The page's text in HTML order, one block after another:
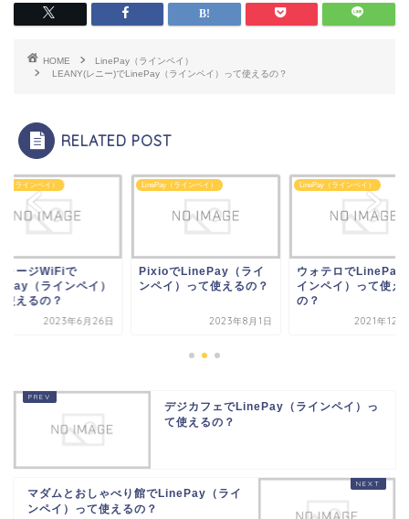
HOME
LinePay（ラインペイ）
LEANY(レニー)でLinePay（ラインペイ）って使えるの？
RELATED POST
（ラインペイ）
でLinePay（ライ
イ）って使えるの？
2023年8月1日
LinePay（ラインペイ）
ウォテロでLinePay（ラ
インペイ）って使える
2021年12月22日
LinePay（ラインペイ）
リチャージWiFiで
LinePay（ラインペ
って使えるの？
2023年6
デジカフェでLinePay（ラインペイ）っ
て使えるの？
マダムとおしゃべり館でLinePay（ライ
ンペイ）って使えるの？